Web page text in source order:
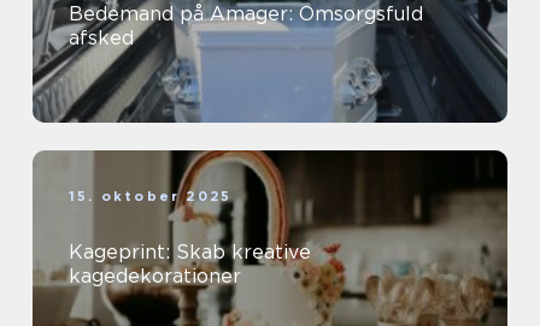
Bedemand på Amager: Omsorgsfuld
afsked
15. oktober 2025
Kageprint: Skab kreative
kagedekorationer